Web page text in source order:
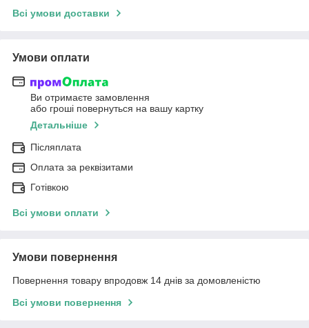
Всі умови доставки
Умови оплати
Ви отримаєте замовлення
або гроші повернуться на вашу картку
Детальніше
Післяплата
Оплата за реквізитами
Готівкою
Всі умови оплати
Умови повернення
Повернення товару впродовж 14 днів за домовленістю
Всі умови повернення